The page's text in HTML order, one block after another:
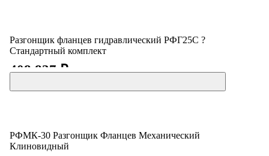
Разгонщик фланцев гидравлический РФГ25С ?
Стандартный комплект
408 837 ₽
РФМК-30 Разгонщик Фланцев Механический
Клиновидный